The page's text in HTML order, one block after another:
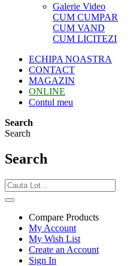
Galerie Video
CUM CUMPAR
CUM VAND
CUM LICITEZI
ECHIPA NOASTRA
CONTACT
MAGAZIN
ONLINE
Contul meu
Search
Search
Search
Compare Products
My Account
My Wish List
Create an Account
Sign In